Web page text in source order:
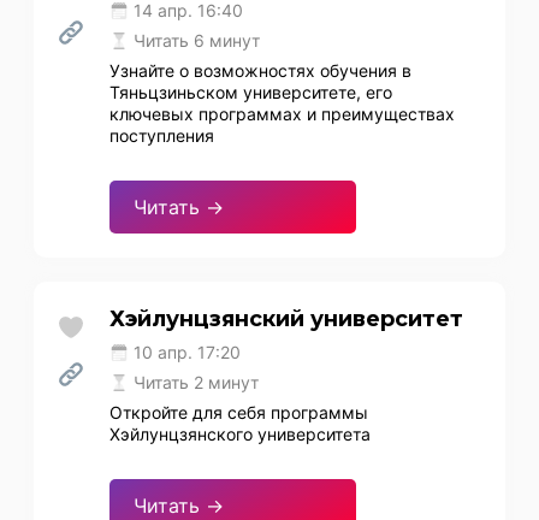
14 апр. 16:40
Читать 6 минут
Узнайте о возможностях обучения в
Тяньцзиньском университете, его
ключевых программах и преимуществах
поступления
Читать →
Хэйлунцзянский университет
10 апр. 17:20
Читать 2 минут
Откройте для себя программы
Хэйлунцзянского университета
Читать →